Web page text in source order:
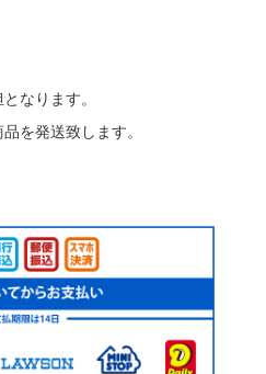
なります。
を発送致します。